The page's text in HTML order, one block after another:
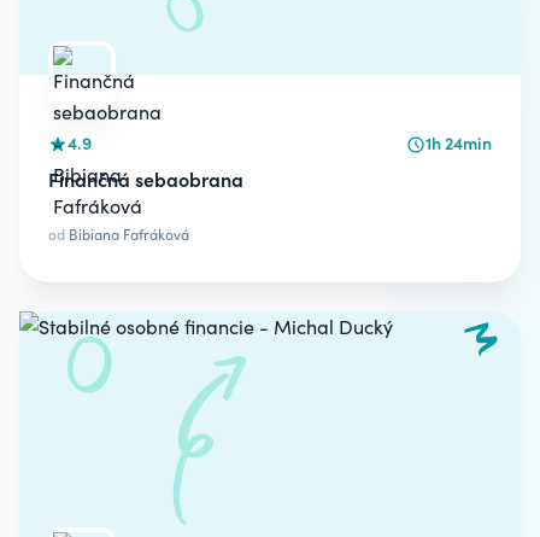
4.9 1h 24min
Finančná sebaobrana
od Bibiana Fafráková